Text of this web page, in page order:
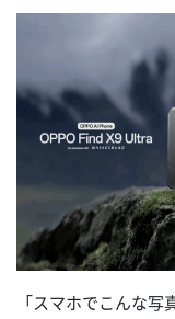
「スマホでこんな